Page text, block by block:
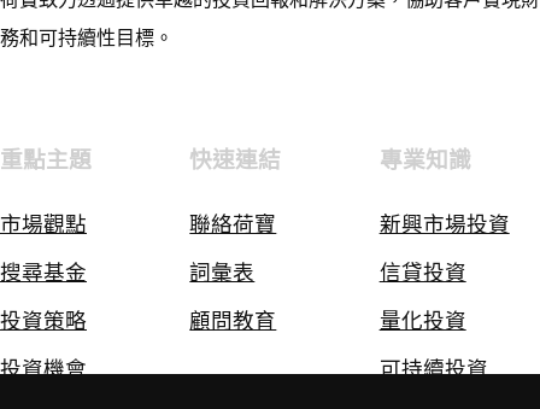
務和可持續性目標。
重點主題
市場觀點
搜尋基金
投資策略
投資機會
快速連結
聯絡荷寶
詞彙表
顧問教育
專業知識
新興市場投資
信貸投資
量化投資
可持續投資